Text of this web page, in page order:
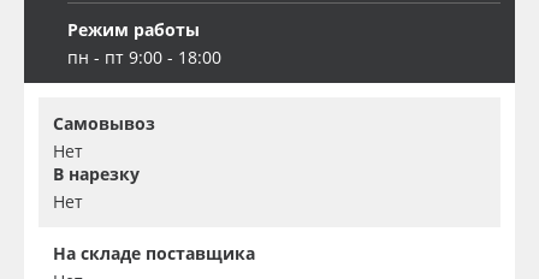
Режим работы
пн - пт 9:00 - 18:00
Самовывоз
Нет
В нарезку
Нет
На складе поставщика